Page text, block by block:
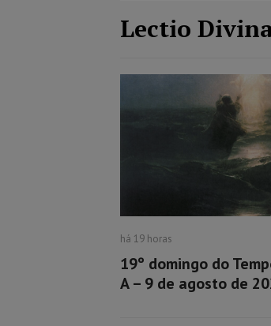
Lectio
há 19 horas
19º domingo do
A – 9 de agosto de